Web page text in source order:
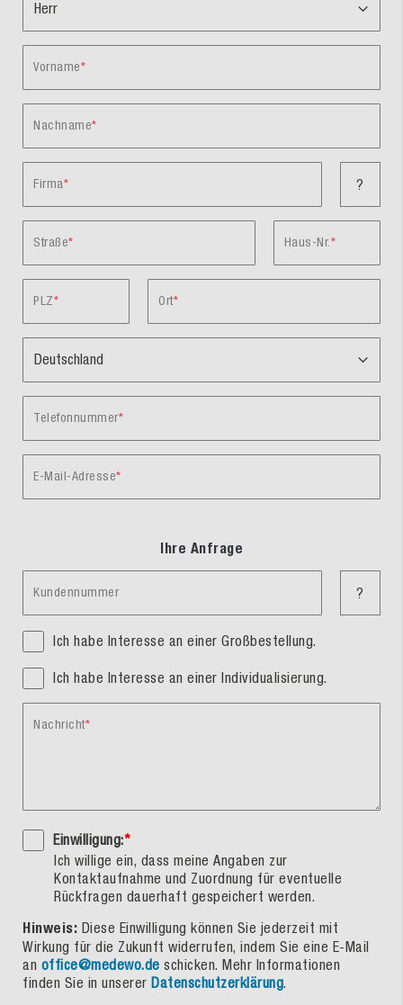
Vorname
Nachname
Firma ?
Straße Haus-Nr.
PLZ Ort
Telefonnummer
E-Mail-Adresse
Ihre Anfrage
Kundennummer ?
Ich habe Interesse an einer Großbestellung.
Ich habe Interesse an einer Individualisierung.
Nachricht
Einwilligung:*
Ich willige ein, dass meine Angaben zur
Kontaktaufnahme und Zuordnung für eventuelle
Rückfragen dauerhaft gespeichert werden.
Hinweis: Diese Einwilligung können Sie jederzeit mit
Wirkung für die Zukunft widerrufen, indem Sie eine E-Mail
an office@medewo.de schicken. Mehr Informationen
finden Sie in unserer Datenschutzerklärung.